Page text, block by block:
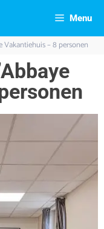
Menu
Vakantiehuis – 8 personen